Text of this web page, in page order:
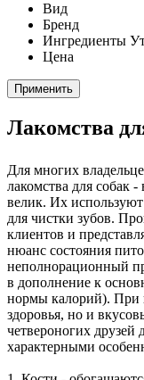
Вид
Бренд
Ингредиенты
Цена
Применить
Лакомства
Для многих
лакомства для собак
велик. Их
для чистки зубов.
клиентов и
нюанс состояния
неполнорационный
в дополнение к
нормы калорий). При
здоровья, но и
четвероногих друзей
характерными